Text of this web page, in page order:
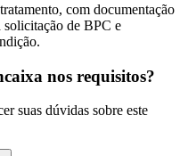
com documentação
solicitação de BPC e
nos requisitos?
suas dúvidas sobre este